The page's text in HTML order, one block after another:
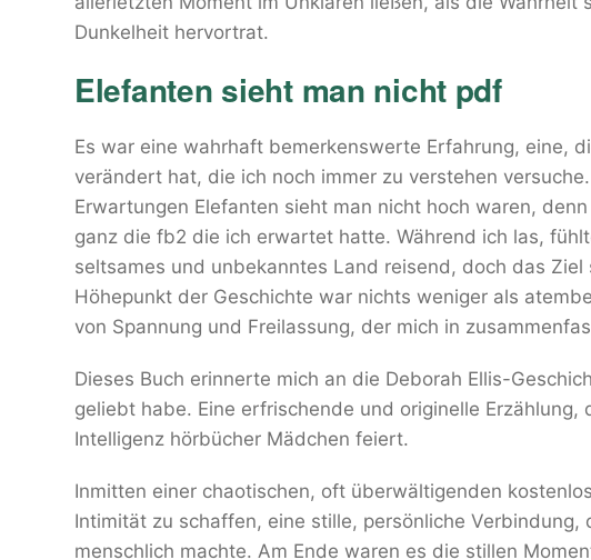
Dunkelheit hervortrat.
Elefanten sieht man nicht pdf
Es war eine wahrhaft bemerkenswerte Erfahrung, eine,
verändert hat, die ich noch immer zu verstehen
Erwartungen Elefanten sieht man nicht hoch waren,
ganz die fb2 die ich erwartet hatte. Während ich las,
seltsames und unbekanntes Land reisend, doch das
Höhepunkt der Geschichte war nichts weniger als
von Spannung und Freilassung, der mich in
Dieses Buch erinnerte mich an die Deborah Ellis-
geliebt habe. Eine erfrischende und originelle
Intelligenz hörbücher Mädchen feiert.
Inmitten einer chaotischen, oft überwältigenden
Intimität zu schaffen, eine stille, persönliche
menschlich machte. Am Ende waren es die stillen